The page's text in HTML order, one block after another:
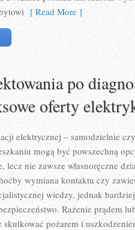
[ Read More ]
po
oferty
elektrycznej – samodzielnie
mogą być powszechną
lecz nie zawsze własnoręczne
wymiana kontaktu czy
wiedzy, jednak
Rażenie prądem
skutkować pożarem i